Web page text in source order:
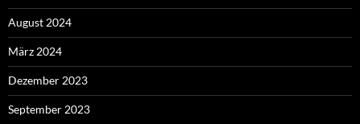
August 2024
März 2024
Dezember 2023
September 2023